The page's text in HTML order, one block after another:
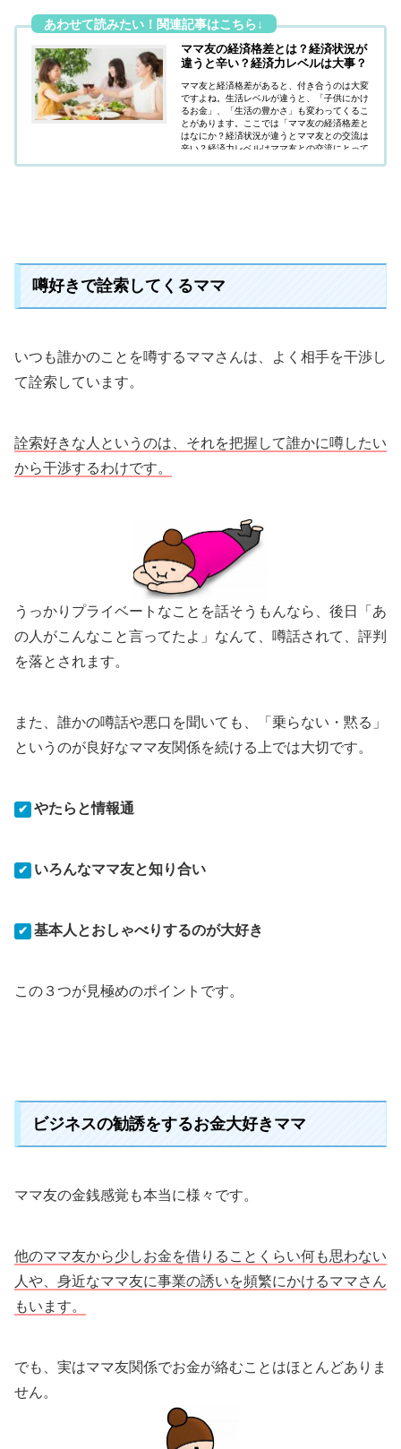
ママ友の経済格差とは？経済状況が
違うと辛い？経済力レベルは大事？
ママ友と経済格差があると、付き合うのは大変
ですよね。生活レベルが違うと、「子供にかけ
るお金」、「生活の豊かさ」も変わってくるこ
とがあります。ここでは「ママ友の経済格差と
はなにか？経済状況が違うとママ友との交流は
辛い？経済力レベルはママ友との交流にとって
噂好きで詮索してくるママ
いつも誰かのことを噂するママさんは、よく相手を干渉し
て詮索しています。
詮索好きな人というのは、それを把握して誰かに噂したい
から干渉するわけです。
うっかりプライベートなことを話そうもんなら、後日「あ
の人がこんなこと言ってたよ」なんて、噂話されて、評判
を落とされます。
また、誰かの噂話や悪口を聞いても、「乗らない・黙る」
というのが良好なママ友関係を続ける上では大切です。
✔ やたらと情報通
✔ いろんなママ友と知り合い
✔ 基本人とおしゃべりするのが大好き
この３つが見極めのポイントです。
ビジネスの勧誘をするお金大好きママ
ママ友の金銭感覚も本当に様々です。
他のママ友から少しお金を借りることくらい何も思わない
人や、身近なママ友に事業の誘いを頻繁にかけるママさん
もいます。
でも、実はママ友関係でお金が絡むことはほとんどありま
せん。